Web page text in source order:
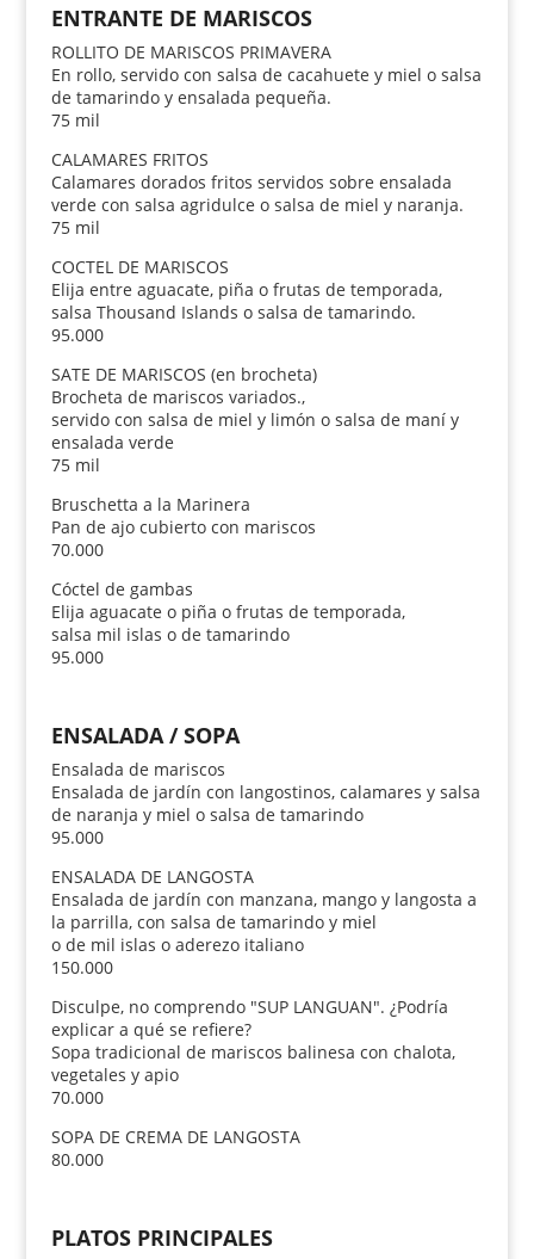
ENTRANTE DE MARISCOS
ROLLITO DE MARISCOS PRIMAVERA
En rollo, servido con salsa de cacahuete y miel o salsa
de tamarindo y ensalada pequeña.
75 mil
CALAMARES FRITOS
Calamares dorados fritos servidos sobre ensalada
verde con salsa agridulce o salsa de miel y naranja.
75 mil
COCTEL DE MARISCOS
Elija entre aguacate, piña o frutas de temporada,
salsa Thousand Islands o salsa de tamarindo.
95.000
SATE DE MARISCOS (en brocheta)
Brocheta de mariscos variados.,
servido con salsa de miel y limón o salsa de maní y
ensalada verde
75 mil
Bruschetta a la Marinera
Pan de ajo cubierto con mariscos
70.000
Cóctel de gambas
Elija aguacate o piña o frutas de temporada,
salsa mil islas o de tamarindo
95.000
ENSALADA / SOPA
Ensalada de mariscos
Ensalada de jardín con langostinos, calamares y salsa
de naranja y miel o salsa de tamarindo
95.000
ENSALADA DE LANGOSTA
Ensalada de jardín con manzana, mango y langosta a
la parrilla, con salsa de tamarindo y miel
o de mil islas o aderezo italiano
150.000
Disculpe, no comprendo "SUP LANGUAN". ¿Podría
explicar a qué se refiere?
Sopa tradicional de mariscos balinesa con chalota,
vegetales y apio
70.000
SOPA DE CREMA DE LANGOSTA
80.000
PLATOS PRINCIPALES